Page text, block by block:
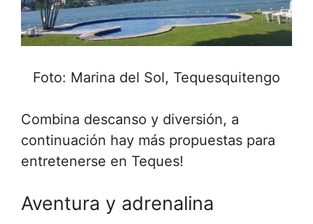
Foto: Marina del Sol, Tequesquitengo
Combina descanso y diversión, a
continuación hay más propuestas para
entretenerse en Teques!
Aventura y adrenalina